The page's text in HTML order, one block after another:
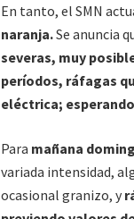
En tanto, el SMN
naranja.Se anuncia
severas, muy
períodos, ráfagas
eléctrica;
Para mañana
variada intensidad,
ocasional granizo, y